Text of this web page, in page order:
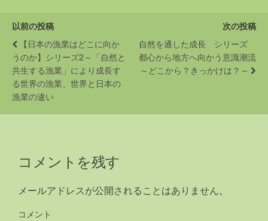
e
b
o
o
k
以前の投稿
【日本の漁業はどこに向か
うのか】シリーズ2～「自然と
共生する漁業」により成長す
る世界の漁業、世界と日本の
漁業の違い
次の投稿
自然を通した成長 シリーズ
都心から地方へ向かう意識潮流
～どこから？きっかけは？～
コメントを残す
メールアドレスが公開されることはありません。
コメント